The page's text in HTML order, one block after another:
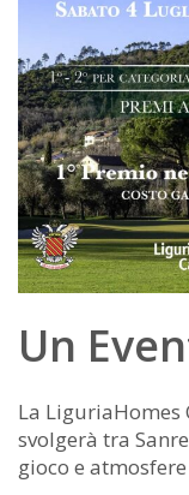
Un
La LiguriaHomes
svolgerà tra
gioco e